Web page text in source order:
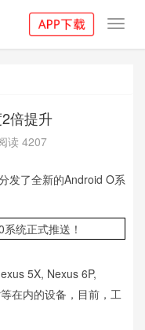
倍提升
读 4207
发了全新的Android O系
5X, Nexus 6P,
在内的设备，目前，工